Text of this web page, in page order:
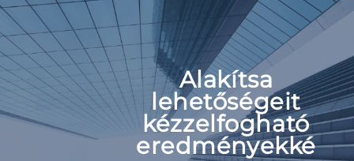
Alakítsa
lehetőségeit
kézzelfogható
eredményekké